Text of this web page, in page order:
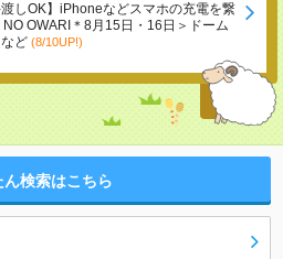
渡しOK】iPhoneなどスマホの充電を繋
OWARI＊8月15日・16日＞ドーム
ど (8/10UP!)
ん検索はこちら